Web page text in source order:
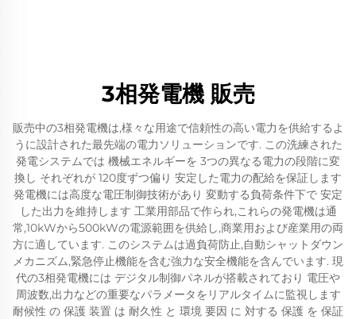
3相発電機 販売
販売中の3相発電機は,様々な用途で信頼性の高い電力を供給するよ
うに設計された最先端の電力ソリューションです. この洗練された
発電システムでは 機械エネルギーを 3つの異なる電力の段階に変
換し それぞれが 120度ずつ偏り 安定した電力の配給を保証します
発電機には高度な電圧制御技術があり 変動する負荷条件下で 安定
した出力を維持します 工業用部品で作られ,これらの発電機は通
常,10kWから500kWの電源範囲を供給し,商業用および産業用の両
方に適しています. このシステムは過負荷防止,自動シャットダウン
メカニズム,緊急停止機能を含む強力な安全機能を含んでいます. 現
代の3相発電機には デジタル制御パネルが搭載されており 電圧や
周波数,出力などの重要なパラメータをリアルタイムに監視します
耐候性 の 保護 装置 は 耐久性 と 環境 要因 に 対する 保護 を 保証